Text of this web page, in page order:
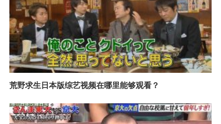
荒野求生日本版综艺视频在哪里能够观看？